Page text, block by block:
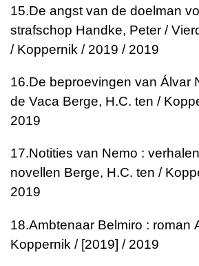
15.De angst van de doelman
strafschop Handke, Peter /
/ Koppernik / 2019 / 2019
16.De beproevingen van Álvar
de Vaca Berge, H.C. ten /
2019
17.Notities van Nemo :
novellen Berge, H.C. ten /
2019
18.Ambtenaar Belmiro : roman
Koppernik / [2019] / 2019